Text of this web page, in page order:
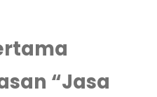
“Jasa